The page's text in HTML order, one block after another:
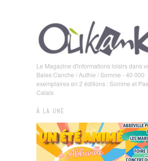
Le Magazine d'informations loisirs dans
Baies Canche / Authie / Somme - 40 000
exemplaires en 2 éditions : Somme et
Calais
À LA UNE